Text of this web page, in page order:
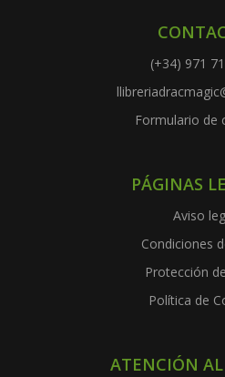
(+34) 971
Formulario de
PÁGINAS
Aviso
Condiciones
Protección
Política de
ATENCIÓN